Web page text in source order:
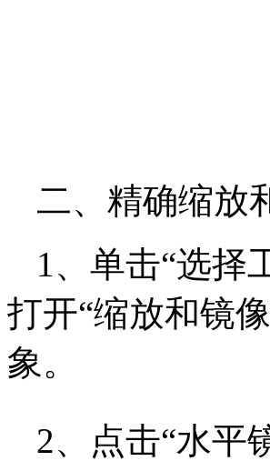
二、精确缩放
1、单击“选
打开“缩放和镜
象。
2、点击“水平